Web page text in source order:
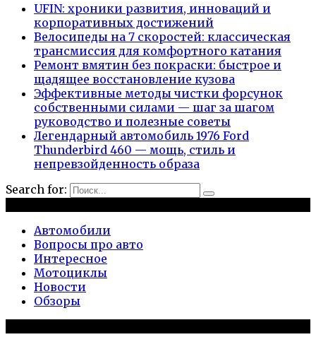
UFIN: хроники развития, инноваций и
корпоративных достижений
Велосипеды на 7 скоростей: классическая
трансмиссия для комфортного катания
Ремонт вмятин без покраски: быстрое и
щадящее восстановление кузова
Эффективные методы чистки форсунок
собственными силами — шаг за шагом
руководство и полезные советы
Легендарный автомобиль 1976 Ford
Thunderbird 460 — мощь, стиль и
непревзойденность образа
Search for:
Автомобили
Вопросы про авто
Интересное
Мотоциклы
Новости
Обзоры